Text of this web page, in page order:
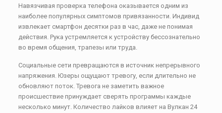
Навязчивая проверка телефона оказывается одним из
наиболее популярных симптомов привязанности. Индивид
извлекает смартфон десятки раз в час, даже не понимая
действия. Рука устремляется к устройству бессознательно
во время общения, трапезы или труда.
Социальные сети превращаются в источник непрерывного
напряжения. Юзеры ощущают тревогу, если длительно не
обновляют поток. Тревога не заметить важное
происшествие принуждает сверять программы каждые
несколько минут. Количество лайков влияет на Вулкан 24